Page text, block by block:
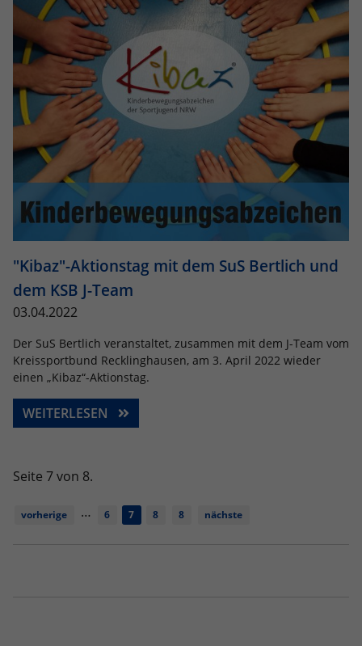
"Kibaz"-Aktionstag mit dem SuS Bertlich und
dem KSB J-Team
03.04.2022
Der SuS Bertlich veranstaltet, zusammen mit dem J-Team vom
Kreissportbund Recklinghausen, am 3. April 2022 wieder
einen „Kibaz“-Aktionstag.
WEITERLESEN
Seite 7 von 8.
vorherige … 6 7 8 8 nächste